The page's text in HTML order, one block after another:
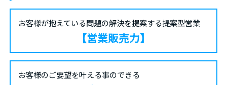
お客様が抱えている問題の解決を提案する提案型営業
【営業販売力】
お客様のご要望を叶える事のできる